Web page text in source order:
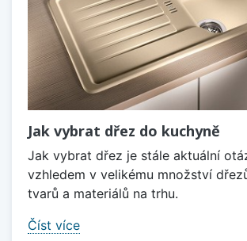
Jak vybrat dřez do kuchyně
Jak vybrat dřez je stále aktuální
vzhledem v velikému množství
tvarů a materiálů na trhu.
Číst více